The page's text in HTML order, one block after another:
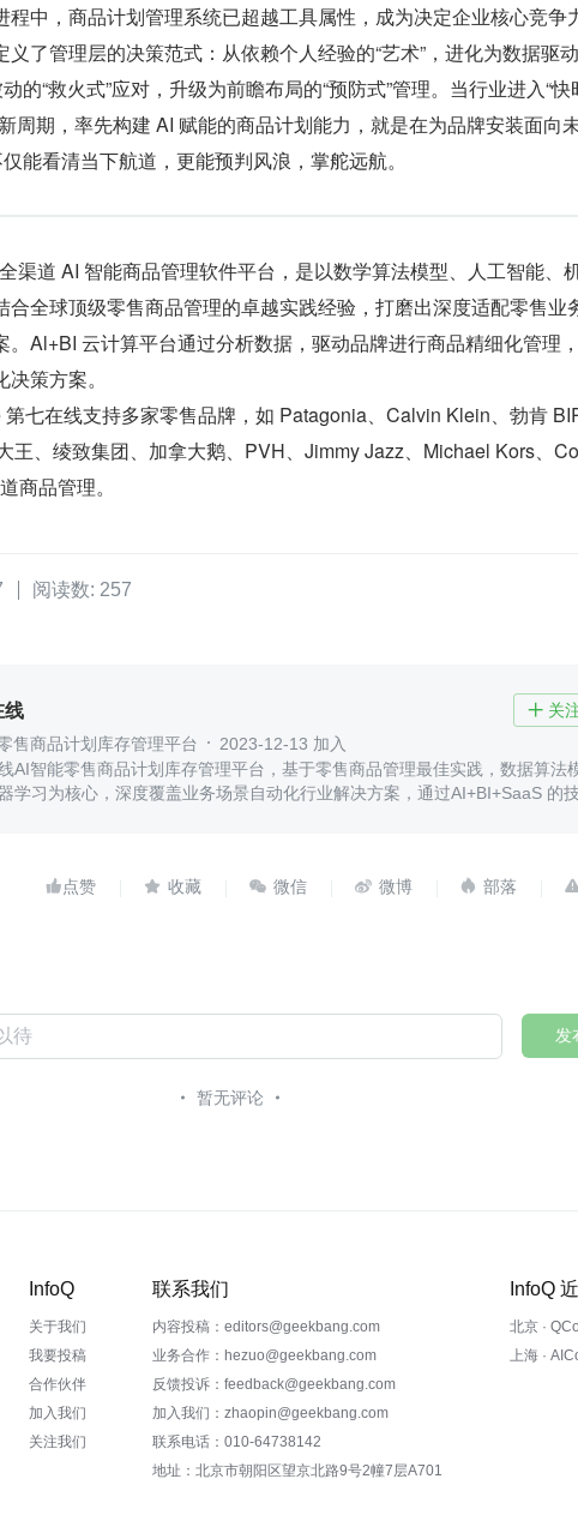
程中，商品计划管理系统已超越工具属性，成为决定企业核心竞争
了管理层的决策范式：从依赖个人经验的“艺术”，进化为数据驱动
的“救火式”应对，升级为前瞻布局的“预防式”管理。当行业进入“快
周期，率先构建 AI 赋能的商品计划能力，就是在为品牌安装面向
能看清当下航道，更能预判风浪，掌舵远航。
渠道 AI 智能商品管理软件平台，是以数学算法模型、人工智能、
合全球顶级零售商品管理的卓越实践经验，打磨出深度适配零售业
。Al+BI 云计算平台通过分析数据，驱动品牌进行商品精细化管理
策方案。
七在线支持多家零售品牌，如 Patagonia、Calvin Klein、勃肯
王、绫致集团、加拿大鹅、PVH、Jimmy Jazz、Michael Kors、
商品管理。
阅读数: 257
线  关
售商品计划库存管理平台
2023-12-13 加入
AI智能零售商品计划库存管理平台，基于零售商品管理最佳实践，数据算法
学习为核心，深度覆盖业务场景自动化行业解决方案，通过AI+BI+SaaS 的技
    
发
暂无评论
InfoQ
关于我们
我要投稿
合作伙伴
加入我们
关注我们
联系我们
内容投稿：editors@geekbang.com
业务合作：hezuo@geekbang.com
反馈投诉：feedback@geekbang.com
加入我们：zhaopin@geekbang.com
联系电话：010-64738142
地址：北京市朝阳区望京北路9号2幢7层A701
InfoQ
北京 ·
上海 ·